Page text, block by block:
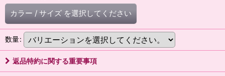
カラー / サイズ を選択してください
数量:
返品特約に関する重要事項